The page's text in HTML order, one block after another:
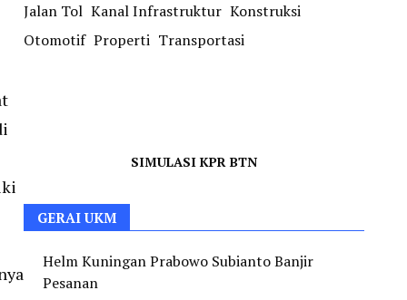
Jalan Tol Kanal Infrastruktur Konstruksi
Otomotif Properti Transportasi
SIMULASI KPR BTN
GERAI UKM
Helm Kuningan Prabowo Subianto Banjir
Pesanan